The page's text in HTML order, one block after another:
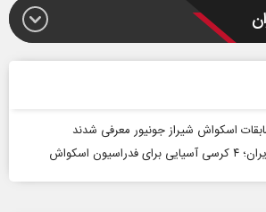
اسکواش شیراز جونیور معرفی شدند
اسکواش